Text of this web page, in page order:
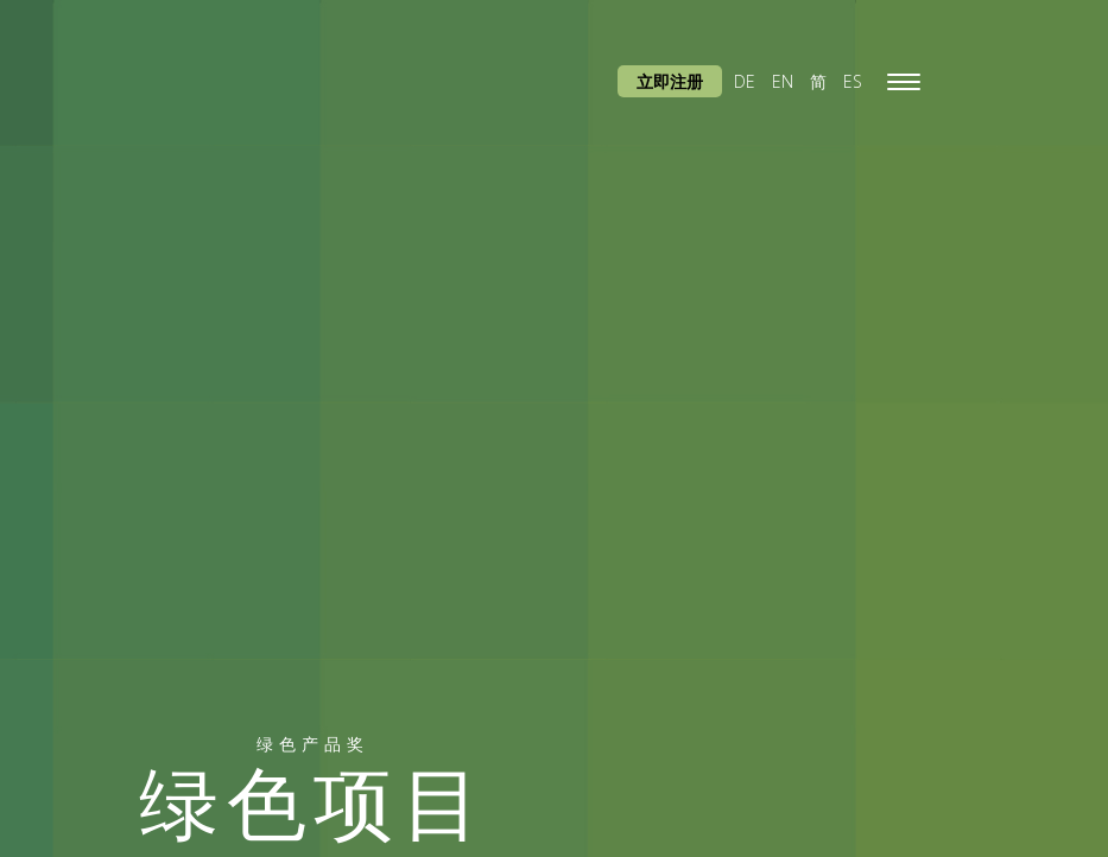
绿色产品奖
绿色项目
Toggle
立即注册 DE EN 简 ES